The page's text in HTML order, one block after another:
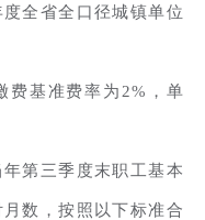
全省全口径城镇单位
费基准费率为2%，单
第三季度末职工基本
数，按照以下标准合